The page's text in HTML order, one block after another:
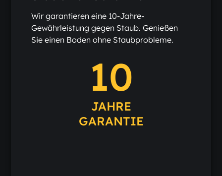
Wir garantieren eine 10-Jahre-
Gewährleistung gegen Staub. Genießen
Sie einen Boden ohne Staubprobleme.
10
JAHRE
GARANTIE